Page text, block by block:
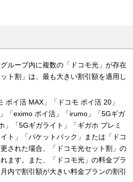
ループ内に複数の「ドコモ光」が存在
ト割」は、最も大きい割引額を適用し
ポイ活 MAX」「ドコモ ポイ活 20」
「eximo ポイ活」「irumo」「5Gギガ
」「5Gギガライト」「ギガホ プレミ
ト」「パケットパック」または「ドコ
された場合、「ドコモ光セット割」の
ます。また、「ドコモ光」の料金プラ
内で割引額が大きい料金プランの割引